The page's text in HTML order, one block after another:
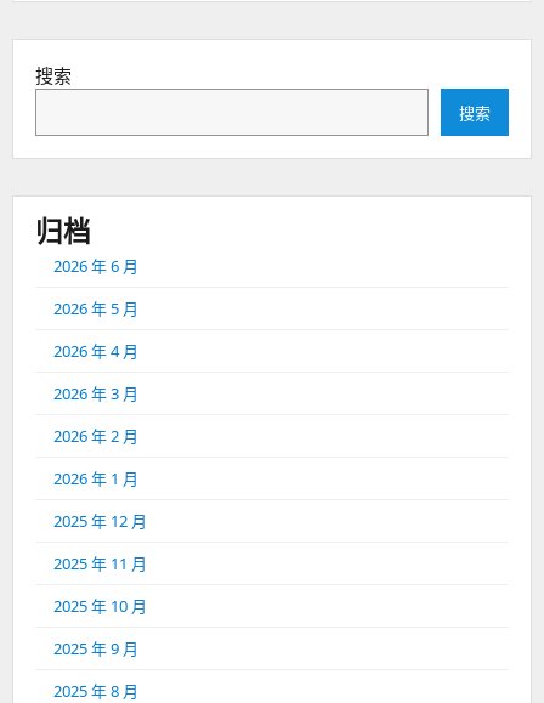
搜索
搜索
归档
2026 年 6 月
2026 年 5 月
2026 年 4 月
2026 年 3 月
2026 年 2 月
2026 年 1 月
2025 年 12 月
2025 年 11 月
2025 年 10 月
2025 年 9 月
2025 年 8 月